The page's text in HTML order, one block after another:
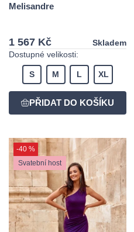
Melisandre
1 567 Kč
Skladem
Dostupné velikosti:
S M L XL
-40 %
Svatební host